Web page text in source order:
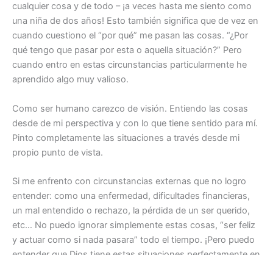
cualquier cosa y de todo – ¡a veces hasta me siento como
una niña de dos años! Esto también significa que de vez en
cuando cuestiono el “por qué” me pasan las cosas. “¿Por
qué tengo que pasar por esta o aquella situación?” Pero
cuando entro en estas circunstancias particularmente he
aprendido algo muy valioso.
Como ser humano carezco de visión. Entiendo las cosas
desde de mi perspectiva y con lo que tiene sentido para mí.
Pinto completamente las situaciones a través desde mi
propio punto de vista.
Si me enfrento con circunstancias externas que no logro
entender: como una enfermedad, dificultades financieras,
un mal entendido o rechazo, la pérdida de un ser querido,
etc… No puedo ignorar simplemente estas cosas, “ser feliz
y actuar como si nada pasara” todo el tiempo. ¡Pero puedo